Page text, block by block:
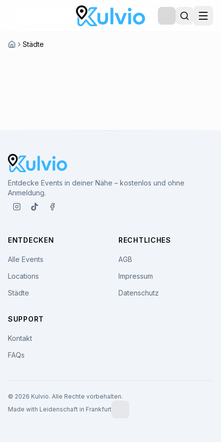
Städte
Entdecke Events in deiner Nähe – kostenlos und ohne
Anmeldung.
ENTDECKEN
Alle Events
Locations
Städte
RECHTLICHES
AGB
Impressum
Datenschutz
SUPPORT
Kontakt
FAQs
© 2026 Kulvio. Alle Rechte vorbehalten.
Made with Leidenschaft in Frankfurt